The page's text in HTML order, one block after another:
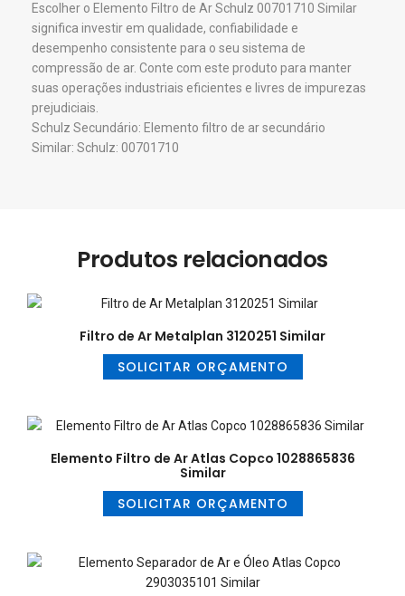
Escolher o Elemento Filtro de Ar Schulz 00701710 Similar
significa investir em qualidade, confiabilidade e
desempenho consistente para o seu sistema de
compressão de ar. Conte com este produto para manter
suas operações industriais eficientes e livres de impurezas
prejudiciais.
Schulz Secundário: Elemento filtro de ar secundário
Similar: Schulz: 00701710
Produtos relacionados
Filtro de Ar Metalplan 3120251 Similar
SOLICITAR ORÇAMENTO
Elemento Filtro de Ar Atlas Copco 1028865836
Similar
SOLICITAR ORÇAMENTO